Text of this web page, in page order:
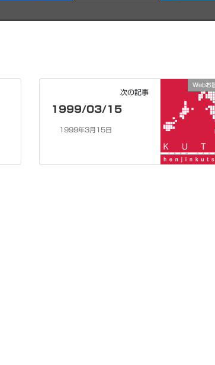
Webお
次の記事
1999/03/15
1999年3月15日